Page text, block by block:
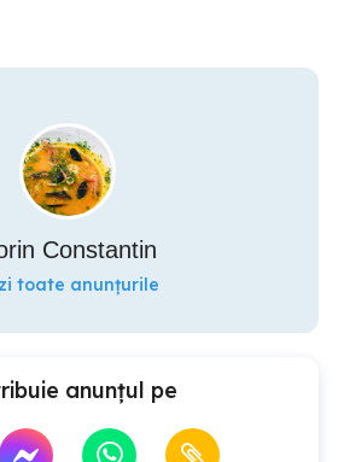
Constantin
toate anunțurile
anunțul pe